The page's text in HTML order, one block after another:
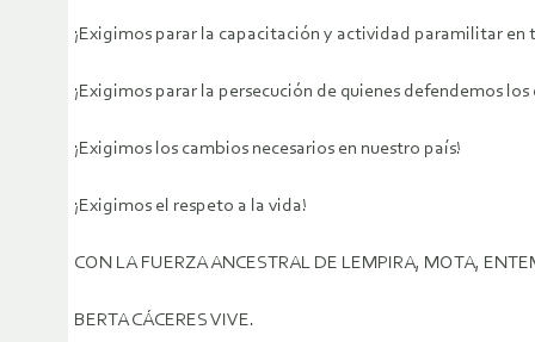
¡Exigimos parar la capacitación y actividad paramilitar
¡Exigimos parar la persecución de quienes defendemos
¡Exigimos los cambios necesarios en nuestro país!
¡Exigimos el respeto a la vida!
CON LA FUERZA ANCESTRAL DE LEMPIRA, MOTA,
BERTA CÁCERES VIVE.